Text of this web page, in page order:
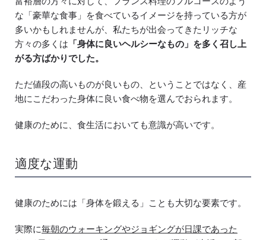
な「豪華な食事」を食べているイメージを持っている方が
多いかもしれませんが、私たちが出会ってきたリッチな
方々の多くは 「身体に良いヘルシーなもの」を多く召し上
がる方ばかりでした。
ただ値段の高いものが良いもの、ということではなく、産
地にこだわった身体に良い食べ物を選んでおられます。
健康のために、食生活においても意識が高いです。
適度な運動
健康のためには「身体を鍛える」ことも大切な要素です。
実際に毎朝のウォーキングやジョギングが日課であった